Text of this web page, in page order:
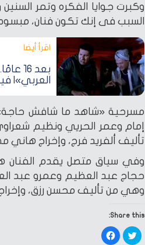
وكبرت جوايا الفكره وتمر
السبب فى إنك تكون فنان،
اقرأ أيضا‎
بعد
العربي»|
إمام وعمر الحريي ونظيم
تأليف ألفريد فرج، وإخراج
وفي سياق متصل يقدم الفنان
حجاج عبد العظيم وعمرو عبد
وهي من تأليف محسن رزق،
Share this:
Click
to
Click
to